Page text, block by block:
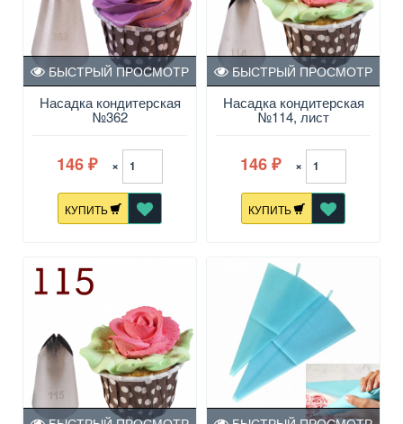
Насадка кондитерская
№362
БЫСТРЫЙ ПРОСМОТР
146 ₽ ×
КУПИТЬ
Насадка кондитерская
№114, лист
БЫСТРЫЙ ПРОСМОТР
146 ₽ ×
КУПИТЬ